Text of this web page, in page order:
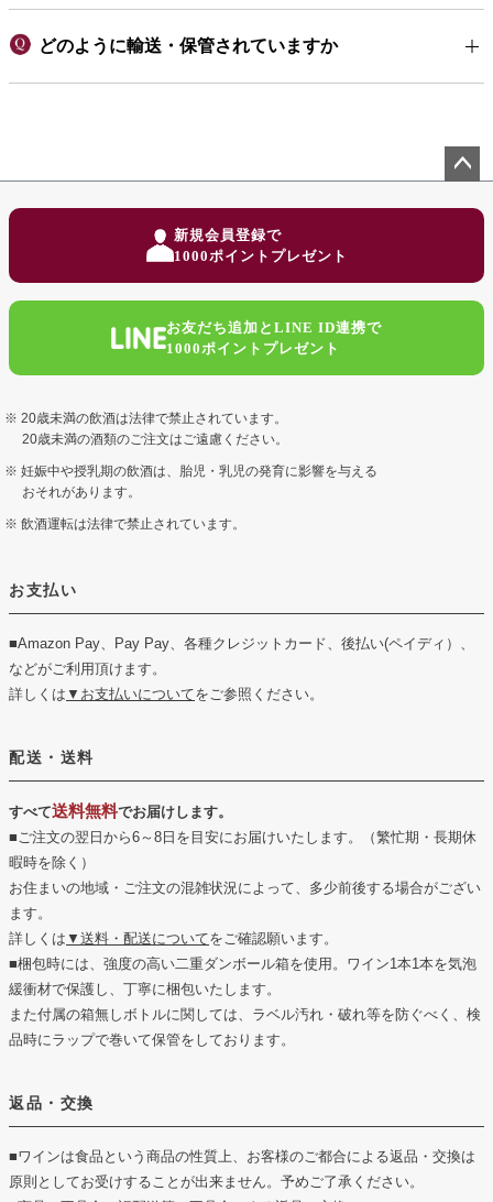
どのように輸送・保管されていますか
新規会員登録で
1000ポイントプレゼント
お友だち追加とLINE ID連携で
1000ポイントプレゼント
20歳未満の飲酒は法律で禁止されています。
20歳未満の酒類のご注文はご遠慮ください。
妊娠中や授乳期の飲酒は、胎児・乳児の発育に影響を与える
おそれがあります。
飲酒運転は法律で禁止されています。
お支払い
■Amazon Pay、Pay Pay、各種クレジットカード、後払い(ペイディ）、
などがご利用頂けます。
詳しくは ▼お支払いについてをご参照ください。
配送・送料
すべて送料無料でお届けします。
■ご注文の翌日から6～8日を目安にお届けいたします。（繁忙期・長期休
暇時を除く）
お住まいの地域・ご注文の混雑状況によって、多少前後する場合がござい
ます。
詳しくは ▼送料・配送についてをご確認願います。
■梱包時には、強度の高い二重ダンボール箱を使用。ワイン1本1本を気泡
緩衝材で保護し、丁寧に梱包いたします。
また付属の箱無しボトルに関しては、ラベル汚れ・破れ等を防ぐべく、検
品時にラップで巻いて保管をしております。
返品・交換
■ワインは食品という商品の性質上、お客様のご都合による返品・交換は
原則としてお受けすることが出来ません。予めご了承ください。